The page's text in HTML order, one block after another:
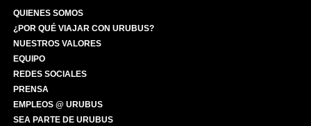
QUIENES SOMOS
¿POR QUÉ VIAJAR CON URUBUS?
NUESTROS VALORES
EQUIPO
REDES SOCIALES
PRENSA
EMPLEOS @ URUBUS
SEA PARTE DE URUBUS